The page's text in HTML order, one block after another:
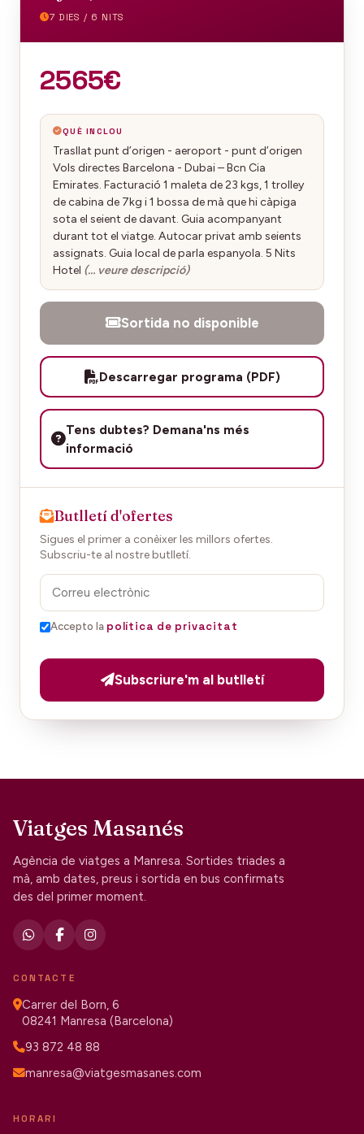
7 DIES / 6 NITS
2565€
QUÈ INCLOU
Trasllat punt d’origen - aeroport - punt d’origen
Vols directes Barcelona - Dubai – Bcn Cia
Emirates. Facturació 1 maleta de 23 kgs, 1 trolley
de cabina de 7kg i 1 bossa de mà que hi càpiga
sota el seient de davant. Guia acompanyant
durant tot el viatge. Autocar privat amb seients
assignats. Guia local de parla espanyola. 5 Nits
Hotel (… veure descripció)
Sortida no disponible
Descarregar programa (PDF)
Tens dubtes? Demana'ns més
informació
Butlletí d'ofertes
Sigues el primer a conèixer les millors ofertes.
Subscriu-te al nostre butlletí.
Accepto la política de privacitat
Subscriure'm al butlletí
Viatges Masanés
Agència de viatges a Manresa. Sortides triades a
mà, amb dates, preus i sortida en bus confirmats
des del primer moment.
CONTACTE
Carrer del Born, 6
08241 Manresa (Barcelona)
93 872 48 88
manresa@viatgesmasanes.com
HORARI